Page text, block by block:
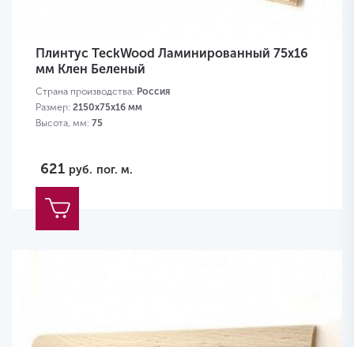
Плинтус TeckWood Ламинированный 75х16
мм Клен Беленый
Страна производства: Россия
Размер: 2150х75х16 мм
Высота, мм: 75
621 руб. пог. м.